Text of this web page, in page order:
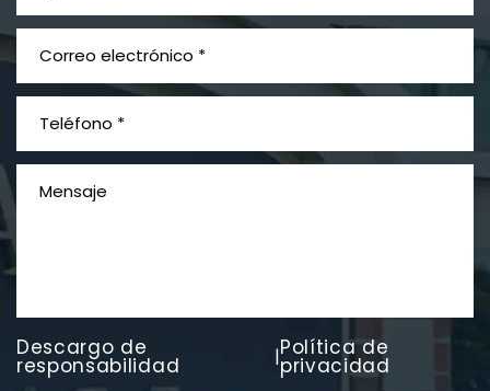
¿Qué es el mesotelioma?
PVC Cloruro de polivinilo
Exposición
Descargo de
responsabilidad |Política de
privacidad